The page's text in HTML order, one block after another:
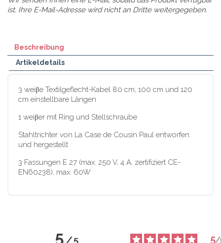
ist. Ihre E-Mail-Adresse wird nicht an Dritte weitergegeben.
Beschreibung
Artikeldetails
3 weiβe Textilgeflecht-Kabel 80 cm, 100 cm und 120
cm einstellbare Längen
1 weiβer mit Ring und Stellschraube
Stahltrichter von La Case de Cousin Paul entworfen
und hergestellt
3 Fassungen E 27 (max. 250 V, 4 A, zertifiziert CE-
EN60238), max. 60W
5/5 5/